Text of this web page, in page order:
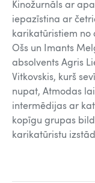
Kinožurnāls ar
iepazīstina ar
karikatūristiem no
Ošs un Imants
absolvents Agris
Vitkovskis, kurš
nupat, Atmodas
intermēdijas ar
kopīgu grupas
karikatūristu